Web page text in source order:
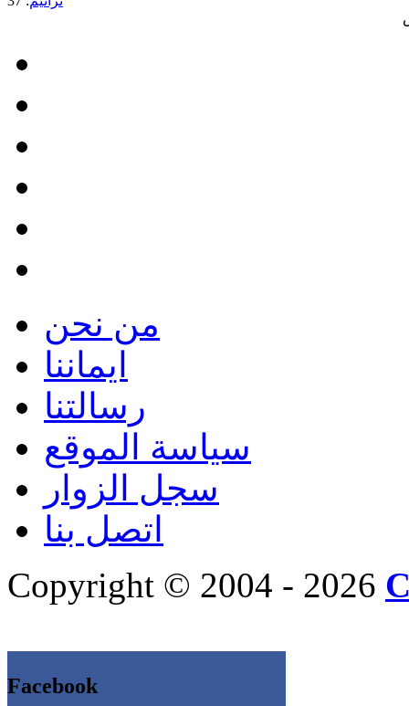
من نحن
ايماننا
رسالتنا
سياسة الموقع
سجل الزوار
اتصل بنا
Copyright © 2004 - 2026
Facebook